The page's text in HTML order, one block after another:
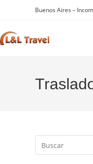
contenido
Buenos Aires –